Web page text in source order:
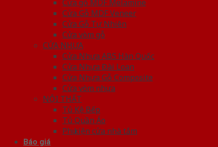
Cửa gỗ MDF Melamine
Cửa Gỗ MDF Veneer
Cửa Gỗ Tự Nhiên
Cửa vòm gỗ
CỬA NHỰA
Cửa Nhựa ABS Hàn Quốc
Cửa Nhựa Đài Loan
Cửa Nhựa Gỗ Composite
Cửa vòm nhựa
NỘI THẤT
Tủ Kệ Bếp
Tủ Quần Áo
Phụ kiện cửa nhà tắm
Báo giá